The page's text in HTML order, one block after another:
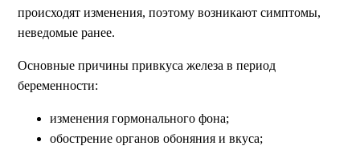
происходят изменения, поэтому возникают симптомы,
неведомые ранее.
Основные причины привкуса железа в период
беременности:
изменения гормонального фона;
обострение органов обоняния и вкуса;